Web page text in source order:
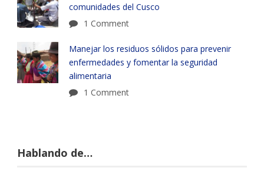
comunidades del Cusco
1 Comment
Manejar los residuos sólidos para prevenir
enfermedades y fomentar la seguridad
alimentaria
1 Comment
Hablando de…